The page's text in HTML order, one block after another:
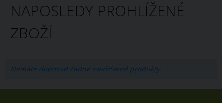
NAPOSLEDY PROHLÍŽENÉ
ZBOŽÍ
Nemáte doposud žádné navštívené produkty.